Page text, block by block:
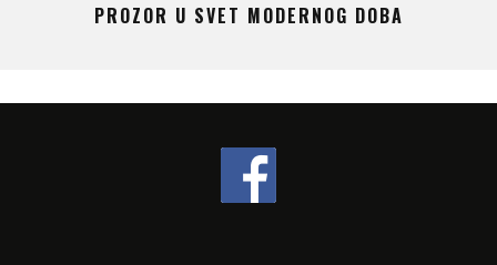
PROZOR U SVET MODERNOG DOBA